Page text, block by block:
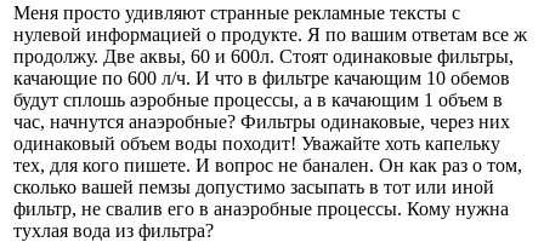
Меня просто удивляют странные рекламные тексты с
нулевой информацией о продукте. Я по вашим ответам все ж
продолжу. Две аквы, 60 и 600л. Стоят одинаковые фильтры,
качающие по 600 л/ч. И что в фильтре качающим 10 обемов
будут сплошь аэробные процессы, а в качающим 1 объем в
час, начнутся анаэробные? Фильтры одинаковые, через них
одинаковый объем воды походит! Уважайте хоть капельку
тех, для кого пишете. И вопрос не банален. Он как раз о том,
сколько вашей пемзы допустимо засыпать в тот или иной
фильтр, не свалив его в анаэробные процессы. Кому нужна
тухлая вода из фильтра?